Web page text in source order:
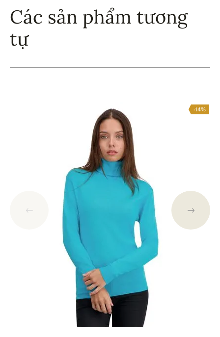
Các sản phẩm tương
tự
-14%